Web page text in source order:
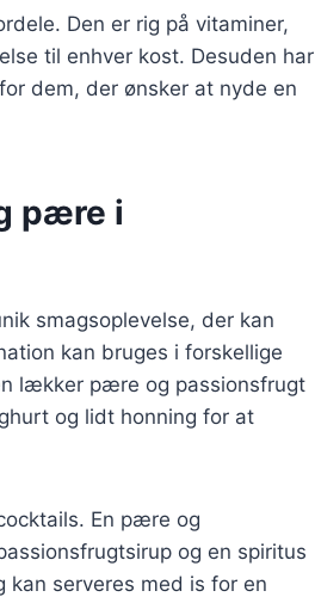
Den er rig på vitaminer,
til enhver kost. Desuden har
dem, der ønsker at nyde en
pære i
smagsoplevelse, der kan
kan bruges i forskellige
lækker pære og passionsfrugt
og lidt honning for at
En pære og
og en spiritus
serveres med is for en